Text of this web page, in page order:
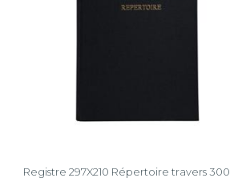
Registre 297X210 Répertoire travers 300